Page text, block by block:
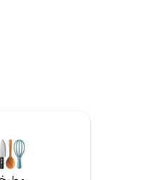
ملاحظة: يعيش